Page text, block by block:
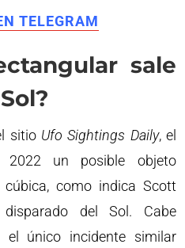
TELEGRAM
sale
sitio Ufo Sightings Daily, el
un posible objeto
como indica Scott
del Sol. Cabe
único incidente similar